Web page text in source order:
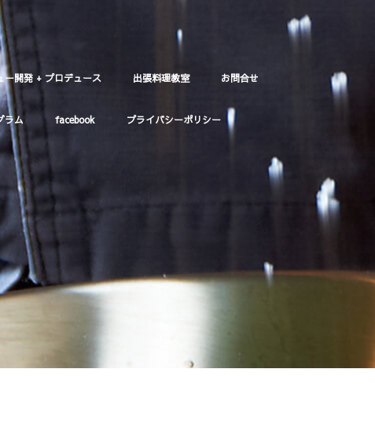
ー開発 + プロデュース 出張料理教室 お問合せ
ラム facebook プライバシーポリシー